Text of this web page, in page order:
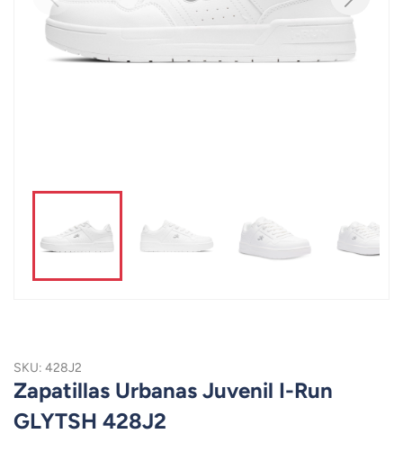
SKU: 428J2
Zapatillas Urbanas Juvenil I-Run
GLYTSH 428J2